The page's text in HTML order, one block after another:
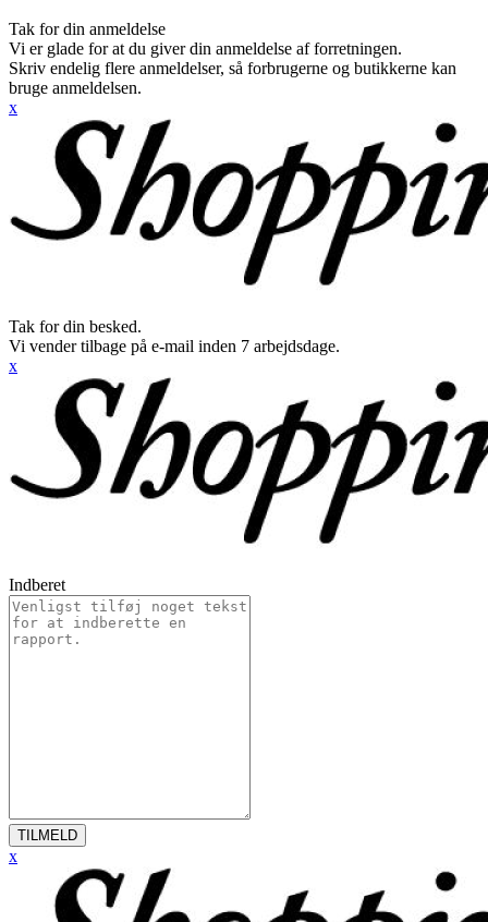
Tak for din anmeldelse
Vi er glade for at du giver din anmeldelse af forretningen.
Skriv endelig flere anmeldelser, så forbrugerne og butikkerne kan
bruge anmeldelsen.
x
Tak for din besked.
Vi vender tilbage på e-mail inden 7 arbejdsdage.
x
Indberet
TILMELD
x